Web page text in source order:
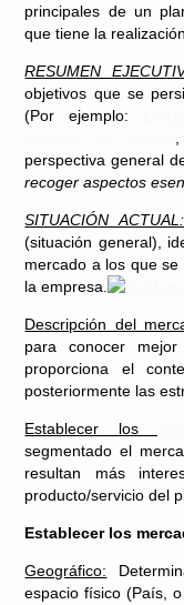
principales de un
que tiene la
RESUMEN
objetivos que se
(Por ejemplo:
perspectiva general
recoger aspectos
SITUACIÓN ACTUAL:
(situación general),
mercado a los que
la empresa.
Descripción del
para conocer
proporciona el
posteriormente las
Establecer los
segmentado el
resultan más
producto/servicio del
Establecer los
Geográfico:
espacio físico (País,